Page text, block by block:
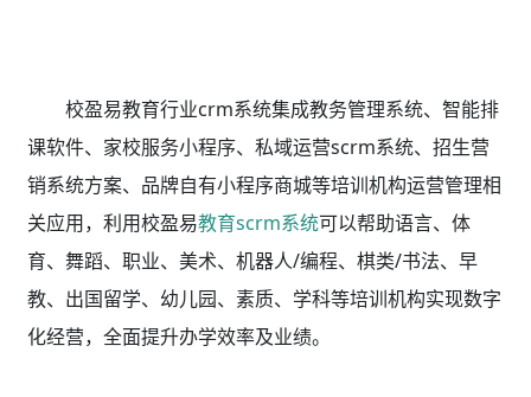
校盈易教育行业crm系统集成教务管理系统、智能排
课软件、家校服务小程序、私域运营scrm系统、招生营
销系统方案、品牌自有小程序商城等培训机构运营管理相
关应用，利用校盈易教育scrm系统可以帮助语言、体
育、舞蹈、职业、美术、机器人/编程、棋类/书法、早
教、出国留学、幼儿园、素质、学科等培训机构实现数字
化经营，全面提升办学效率及业绩。